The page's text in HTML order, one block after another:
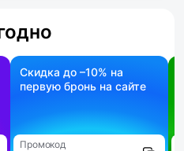
Скидка до –10% на
первую бронь на сайте
Промокод